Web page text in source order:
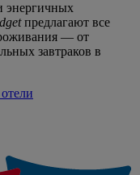
энергичных
предлагают все
— от
завтраков в